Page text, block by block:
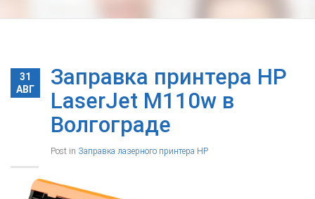
31
АВГ
Заправка принтера HP
LaserJet M110w в
Волгограде
Post in Заправка лазерного принтера HP